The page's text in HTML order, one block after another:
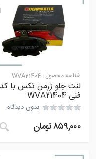
شناسه محصول : WVA21404
لنت جلو ژرمن تکس با کد
فنی WVA21404
بدون دیدگاه
۸۵۹,۰۰۰تومان